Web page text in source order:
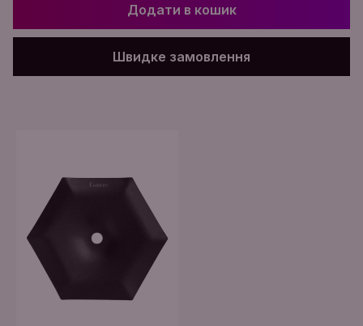
Додати в кошик
Швидке замовлення